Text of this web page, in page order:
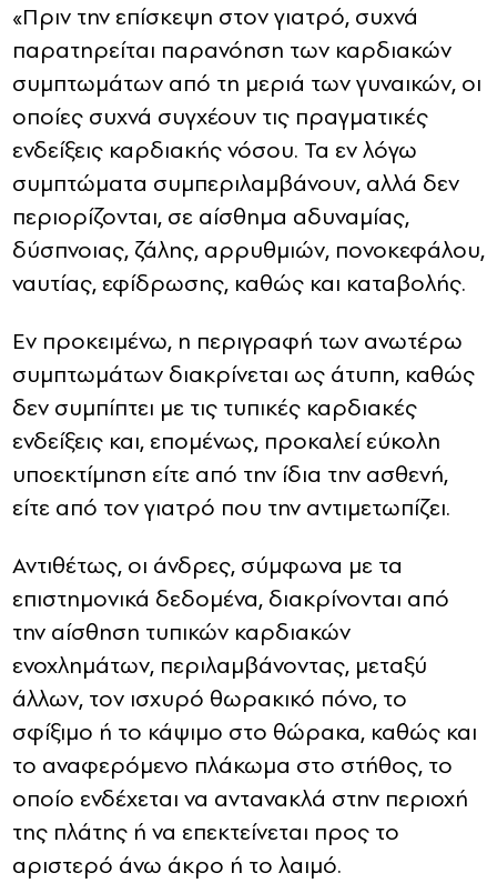
«Πριν την επίσκεψη στον γιατρό, συχνά
παρατηρείται παρανόηση των καρδιακών
συμπτωμάτων από τη μεριά των γυναικών, οι
οποίες συχνά συγχέουν τις πραγματικές
ενδείξεις καρδιακής νόσου. Τα εν λόγω
συμπτώματα συμπεριλαμβάνουν, αλλά δεν
περιορίζονται, σε αίσθημα αδυναμίας,
δύσπνοιας, ζάλης, αρρυθμιών, πονοκεφάλου,
ναυτίας, εφίδρωσης, καθώς και καταβολής.
Εν προκειμένω, η περιγραφή των ανωτέρω
συμπτωμάτων διακρίνεται ως άτυπη, καθώς
δεν συμπίπτει με τις τυπικές καρδιακές
ενδείξεις και, επομένως, προκαλεί εύκολη
υποεκτίμηση είτε από την ίδια την ασθενή,
είτε από τον γιατρό που την αντιμετωπίζει.
Αντιθέτως, οι άνδρες, σύμφωνα με τα
επιστημονικά δεδομένα, διακρίνονται από
την αίσθηση τυπικών καρδιακών
ενοχλημάτων, περιλαμβάνοντας, μεταξύ
άλλων, τον ισχυρό θωρακικό πόνο, το
σφίξιμο ή το κάψιμο στο θώρακα, καθώς και
το αναφερόμενο πλάκωμα στο στήθος, το
οποίο ενδέχεται να αντανακλά στην περιοχή
της πλάτης ή να επεκτείνεται προς το
αριστερό άνω άκρο ή το λαιμό.